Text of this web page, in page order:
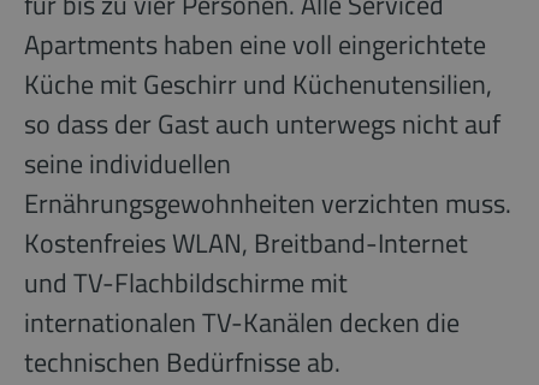
Apartments haben eine voll eingerichtete
Küche mit Geschirr und Küchenutensilien,
so dass der Gast auch unterwegs nicht auf
seine individuellen
Ernährungsgewohnheiten verzichten muss.
Kostenfreies WLAN, Breitband-Internet
und TV-Flachbildschirme mit
internationalen TV-Kanälen decken die
technischen Bedürfnisse ab.